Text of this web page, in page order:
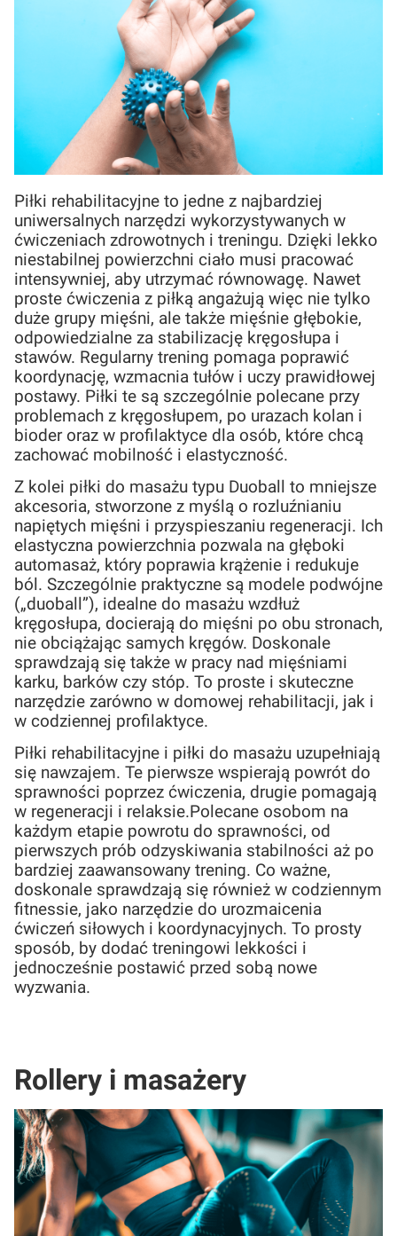
Piłki rehabilitacyjne to jedne z najbardziej
uniwersalnych narzędzi wykorzystywanych w
ćwiczeniach zdrowotnych i treningu. Dzięki lekko
niestabilnej powierzchni ciało musi pracować
intensywniej, aby utrzymać równowagę. Nawet
proste ćwiczenia z piłką angażują więc nie tylko
duże grupy mięśni, ale także mięśnie głębokie,
odpowiedzialne za stabilizację kręgosłupa i
stawów. Regularny trening pomaga poprawić
koordynację, wzmacnia tułów i uczy prawidłowej
postawy. Piłki te są szczególnie polecane przy
problemach z kręgosłupem, po urazach kolan i
bioder oraz w profilaktyce dla osób, które chcą
zachować mobilność i elastyczność.
Z kolei piłki do masażu typu Duoball to mniejsze
akcesoria, stworzone z myślą o rozluźnianiu
napiętych mięśni i przyspieszaniu regeneracji. Ich
elastyczna powierzchnia pozwala na głęboki
automasaż, który poprawia krążenie i redukuje
ból. Szczególnie praktyczne są modele podwójne
(„duoball”), idealne do masażu wzdłuż
kręgosłupa, docierają do mięśni po obu stronach,
nie obciążając samych kręgów. Doskonale
sprawdzają się także w pracy nad mięśniami
karku, barków czy stóp. To proste i skuteczne
narzędzie zarówno w domowej rehabilitacji, jak i
w codziennej profilaktyce.
Piłki rehabilitacyjne i piłki do masażu uzupełniają
się nawzajem. Te pierwsze wspierają powrót do
sprawności poprzez ćwiczenia, drugie pomagają
w regeneracji i relaksie.Polecane osobom na
każdym etapie powrotu do sprawności, od
pierwszych prób odzyskiwania stabilności aż po
bardziej zaawansowany trening. Co ważne,
doskonale sprawdzają się również w codziennym
fitnessie, jako narzędzie do urozmaicenia
ćwiczeń siłowych i koordynacyjnych. To prosty
sposób, by dodać treningowi lekkości i
jednocześnie postawić przed sobą nowe
wyzwania.
Rollery i masażery